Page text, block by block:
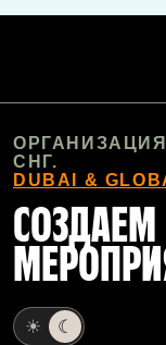
СНГ.
DUBAI &
☀ ☾